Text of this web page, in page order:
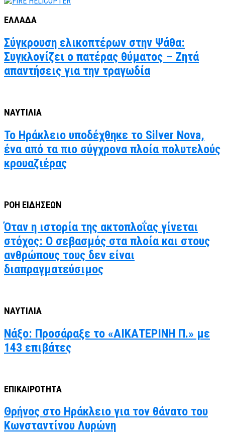
ΕΛΛΑΔΑ
Σύγκρουση ελικοπτέρων στην Ψάθα:
Συγκλονίζει ο πατέρας θύματος – Ζητά
απαντήσεις για την τραγωδία
ΝΑΥΤΙΛΙΑ
Το Ηράκλειο υποδέχθηκε το Silver Nova,
ένα από τα πιο σύγχρονα πλοία πολυτελούς
κρουαζιέρας
ΡΟΗ ΕΙΔΗΣΕΩΝ
Όταν η ιστορία της ακτοπλοΐας γίνεται
στόχος: Ο σεβασμός στα πλοία και στους
ανθρώπους τους δεν είναι
διαπραγματεύσιμος
ΝΑΥΤΙΛΙΑ
Νάξο: Προσάραξε το «ΑΙΚΑΤΕΡΙΝΗ Π.» με
143 επιβάτες
ΕΠΙΚΑΙΡΟΤΗΤΑ
Θρήνος στο Ηράκλειο για τον θάνατο του
Κωνσταντίνου Λυρώνη